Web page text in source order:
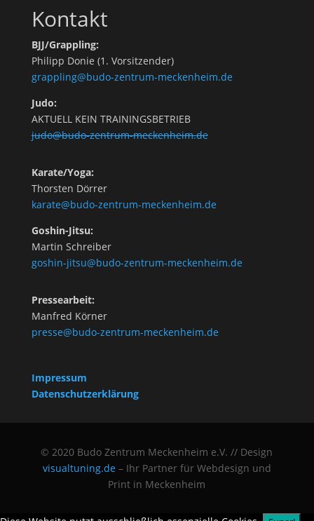
Kontakt
BJJ/Grappling:
Philipp Donie (1. Vorsitzender)
grappling@budo-zentrum-meckenheim.de
Judo:
AKTUELL KEIN TRAININGSBETRIEB
judo@budo-zentrum-meckenheim.de
Karate/Yoga:
Thorsten Dörrer
karate@budo-zentrum-meckenheim.de
Goshin-Jitsu:
Martin Schreiber
goshin-jitsu@budo-zentrum-meckenheim.de
Pressearbeit:
Manfred Körner
presse@budo-zentrum-meckenheim.de
Impressum
Datenschutzerklärung
© 2020 Budo Zentrum Meckenheim e.V. // Design
visualtuning.de– Ihr Partner für Webdesign und
Print in Meckenheim